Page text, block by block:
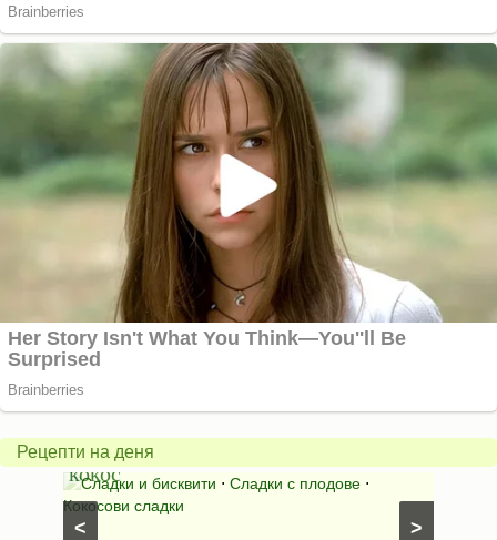
Рецепти на деня
>
<
Бисквити
с
горски
плодове
и
кокос
Сладки и бисквити ⋅ Сладки с плодове ⋅
Кокосови сладки
ден*